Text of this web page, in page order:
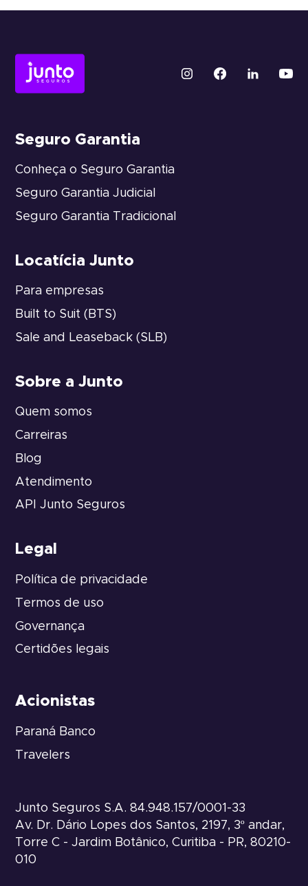
Seguro Garantia
Conheça o Seguro Garantia
Seguro Garantia Judicial
Seguro Garantia Tradicional
Locatícia Junto
Para empresas
Built to Suit (BTS)
Sale and Leaseback (SLB)
Sobre a Junto
Quem somos
Carreiras
Blog
Atendimento
API Junto Seguros
Legal
Política de privacidade
Termos de uso
Governança
Certidões legais
Acionistas
Paraná Banco
Travelers
Junto Seguros S.A. 84.948.157/0001-33
Av. Dr. Dário Lopes dos Santos, 2197, 3º andar,
Torre C - Jardim Botânico, Curitiba - PR, 80210-
010